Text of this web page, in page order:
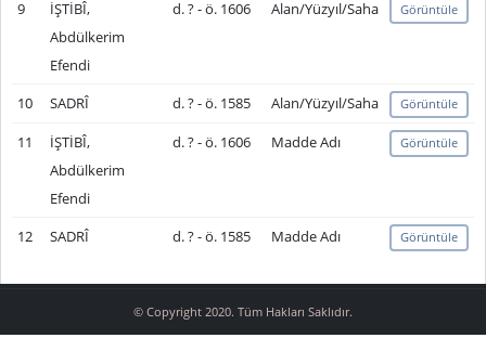
9
İŞTİBÎ,
Abdülkerim
Efendi
d. ? - ö. 1606 Alan/Yüzyıl/Saha Görüntüle
10 SADRÎ d. ? - ö. 1585 Alan/Yüzyıl/Saha Görüntüle
11
İŞTİBÎ,
Abdülkerim
Efendi
d. ? - ö. 1606 Madde Adı Görüntüle
12 SADRÎ d. ? - ö. 1585 Madde Adı Görüntüle
© Copyright 2020. Tüm Hakları Saklıdır.